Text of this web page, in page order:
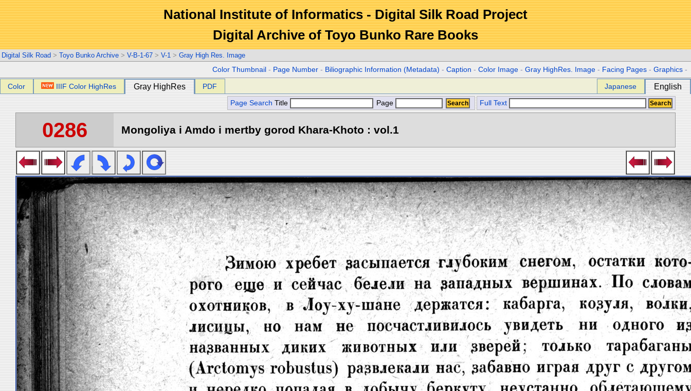
National Institute of Informatics - Digital Silk Road Project
Digital Archive of Toyo Bunko Rare Books
Digital Silk Road > Toyo Bunko Archive > V-B-1-67 > V-1 > Gray High Res. Image
Color Thumbnail - Page Number - Biliographic Information (Metadata) -Caption -Color Image -Gray HighRes. Image - Facing Pages -Graphics -
Color IIIF Color HighRes Gray HighRes PDF Japanese English
Page Search Title Page Full Text
0286 Mongoliya i Amdo i mertby gorod Khara-Khoto : vol.1